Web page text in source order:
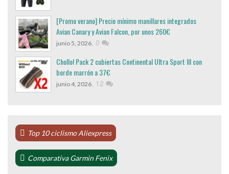
[Promo verano] Precio mínimo manillares integrados
Avian Canary y Avian Falcon, por unos 260€
junio 5, 2026, 0
Chollo! Pack 2 cubiertas Continental Ultra Sport III con
borde marrón a 37€
junio 4, 2026, 12
Top 10 ciclismo Aliexpress
Comparativa Garmin Fenix